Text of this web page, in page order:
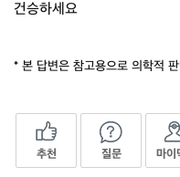
건승하세요
* 본 답변은 참고용으로 의학적
추천 질문 마이